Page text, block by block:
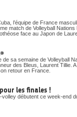
l’équipe de France
match de Volleyball Nations
face au Japon de
sa semaine de Volleyball
des Bleus, Laurent Tillie.
retour en France.
les finales !
débutent ce week-end